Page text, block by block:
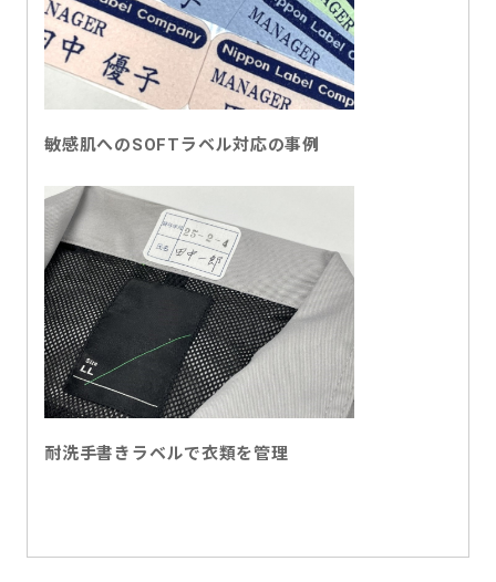
敏感肌へのSOFTラベル対応の事例
耐洗手書きラベルで衣類を管理